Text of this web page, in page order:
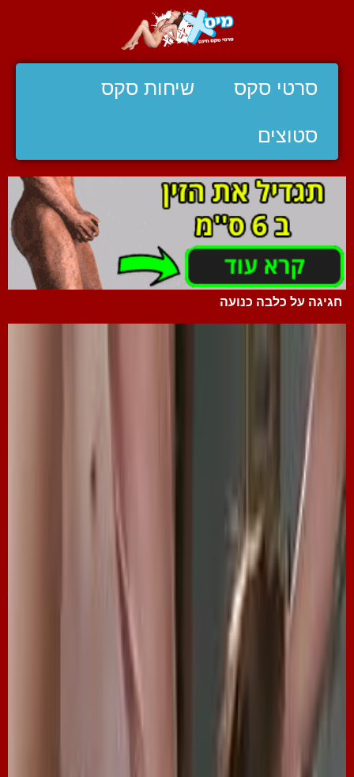
סרטי סקס שיחות סקס
סטוצים
חגיגה על כלבה כנועה